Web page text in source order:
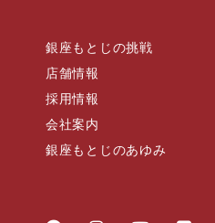
銀座もとじの挑戦
店舗情報
採用情報
会社案内
銀座もとじのあゆみ